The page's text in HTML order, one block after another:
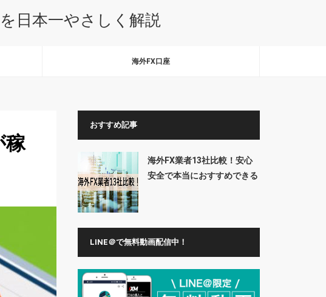
日本一やさしく解説
海外FX口座
稼
おすすめ記事
海外FX業者13社比較！安心
安全で本当におすすめできる
LINE＠で無料動画配信中！